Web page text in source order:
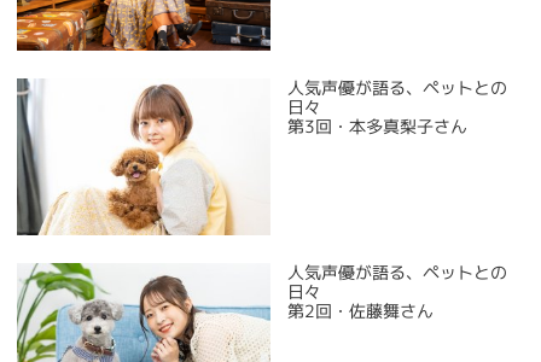
人気声優が語る、ペットとの
日々
第3回・本多真梨子さん
人気声優が語る、ペットとの
日々
第2回・佐藤舞さん